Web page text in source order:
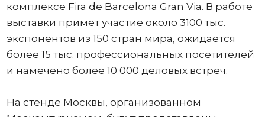
комплексе Fira de Barcelona Gran Via. В работе
выставки примет участие около 3100 тыс.
экспонентов из 150 стран мира, ожидается
более 15 тыс. профессиональных посетителей
и намечено более 10 000 деловых встреч.
На стенде Москвы, организованном